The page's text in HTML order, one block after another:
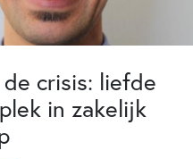
crisis: liefde
in zakelijk